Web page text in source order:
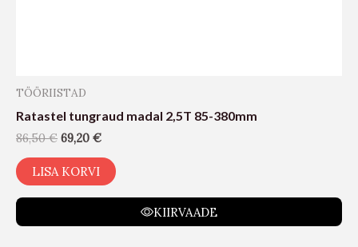
TÖÖRIISTAD
Ratastel tungraud madal 2,5T 85-380mm
86,50€ 69,20 €
LISA KORVI
KIIRVAADE